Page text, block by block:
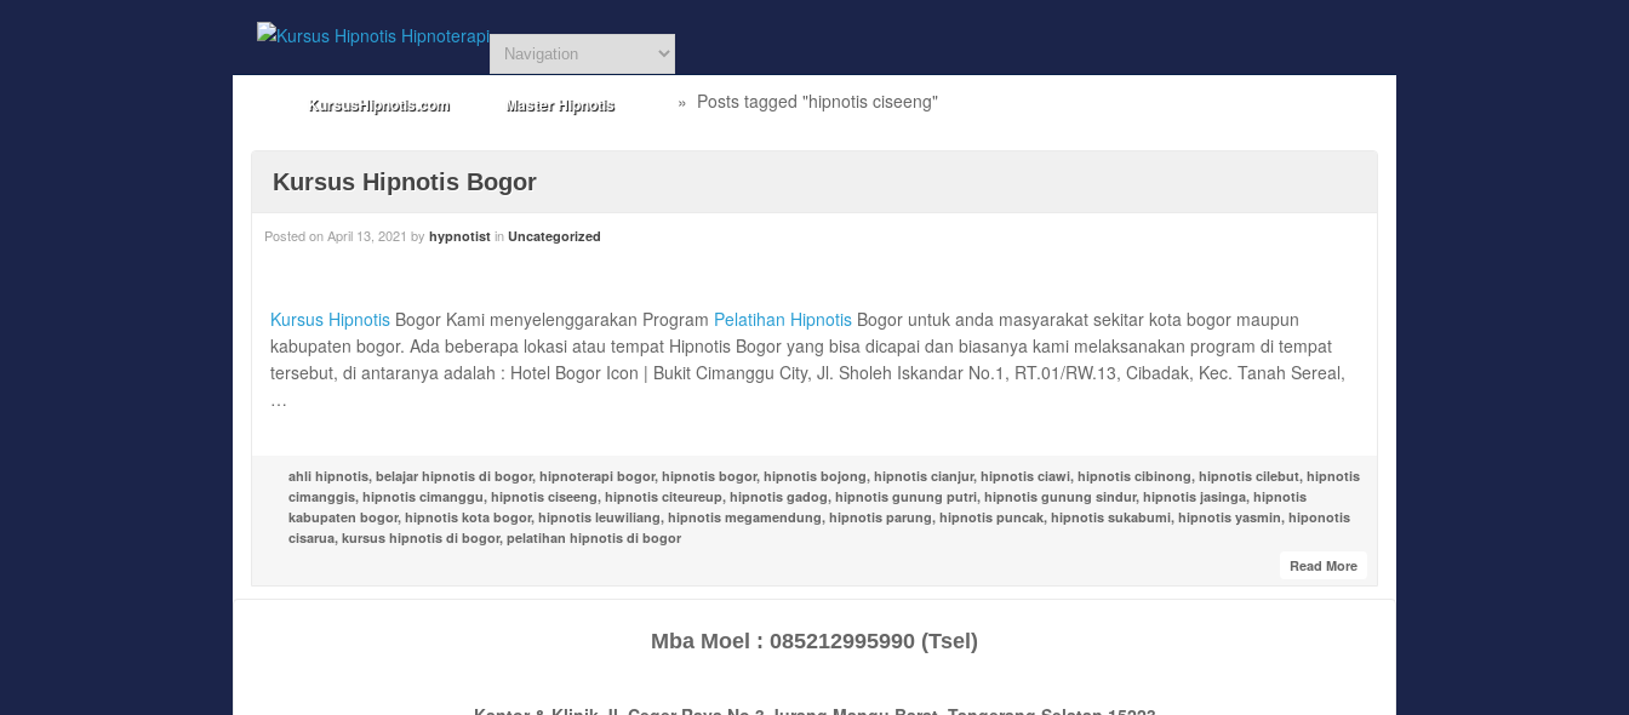
KursusHipnotis.com Master Hipnotis » Posts tagged "hipnotis ciseeng"
Kursus Hipnotis Bogor
Posted onApril 13, 2021 by hypnotist in Uncategorized
Kursus Hipnotis Bogor Kami menyelenggarakan Program Pelatihan Hipnotis Bogor untuk anda masyarakat sekitar kota bogor maupun
kabupaten bogor. Ada beberapa lokasi atau tempat Hipnotis Bogor yang bisa dicapai dan biasanya kami melaksanakan program di tempat
tersebut, di antaranya adalah : Hotel Bogor Icon | Bukit Cimanggu City, Jl. Sholeh Iskandar No.1, RT.01/RW.13, Cibadak, Kec. Tanah Sereal,
…
ahli hipnotis, belajar hipnotis di bogor, hipnoterapi bogor, hipnotis bogor, hipnotis bojong, hipnotis cianjur, hipnotis ciawi, hipnotis cibinong, hipnotis cilebut, hipnotis
cimanggis, hipnotis cimanggu, hipnotis ciseeng, hipnotis citeureup, hipnotis gadog, hipnotis gunung putri, hipnotis gunung sindur, hipnotis jasinga, hipnotis
kabupaten bogor, hipnotis kota bogor, hipnotis leuwiliang, hipnotis megamendung, hipnotis parung, hipnotis puncak, hipnotis sukabumi, hipnotis yasmin, hiponotis
cisarua, kursus hipnotis di bogor, pelatihan hipnotis di bogor
Read More
Mba Moel : 085212995990 (Tsel)